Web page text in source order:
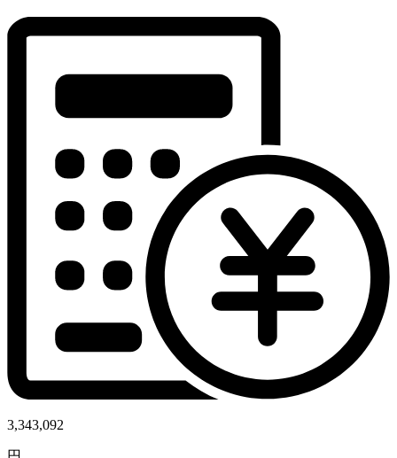
3,343,092